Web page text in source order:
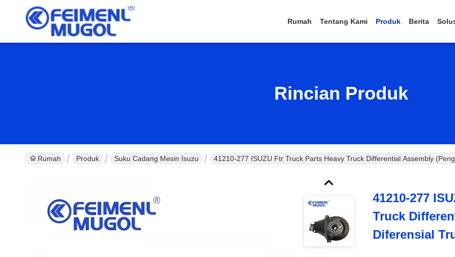
Rumah Tentang Kami Produk Berita
Rincian Produk
Rumah Produk Suku Cadang Mesin Isuzu 41210-277 ISUZU Ftr Truck Parts Heavy Truck Differential Assembly
41210-277
Truck
Diferensial